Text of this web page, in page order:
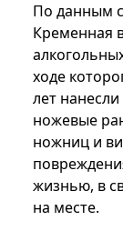
По данным
Кременная
ходе
лет
ножевые
ножниц и
жизнью, в
на месте.